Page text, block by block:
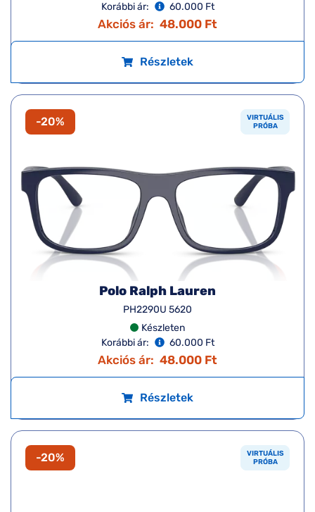
Korábbi ár:
60.000 Ft
Akciós ár: 48.000 Ft
Részletek
-20%
VIRTUÁLIS
PRÓBA
Polo Ralph Lauren
PH2290U 5620
Készleten
Korábbi ár:
60.000 Ft
Akciós ár: 48.000 Ft
Részletek
-20%
VIRTUÁLIS
PRÓBA